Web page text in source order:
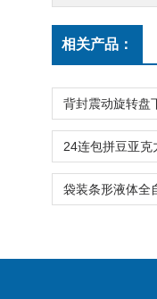
相关产品：